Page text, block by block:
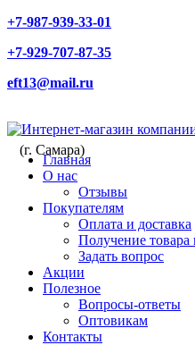
+7-987-939-33-01
+7-929-707-87-35
eft13@mail.ru
(г. Самара)
Главная
О нас
Отзывы
Покупателям
Оплата и доставка
Получение товара
Задать вопрос
Акции
Полезное
Вопросы-ответы
Оптовикам
Контакты